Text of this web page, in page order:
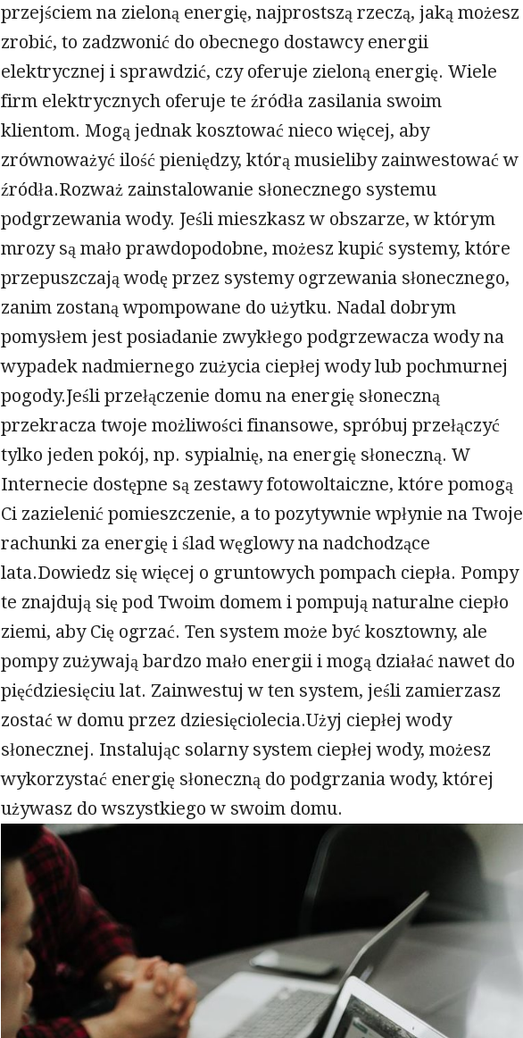
przejściem na zieloną energię, najprostszą rzeczą, jaką możesz
zrobić, to zadzwonić do obecnego dostawcy energii
elektrycznej i sprawdzić, czy oferuje zieloną energię. Wiele
firm elektrycznych oferuje te źródła zasilania swoim
klientom. Mogą jednak kosztować nieco więcej, aby
zrównoważyć ilość pieniędzy, którą musieliby zainwestować w
źródła.Rozważ zainstalowanie słonecznego systemu
podgrzewania wody. Jeśli mieszkasz w obszarze, w którym
mrozy są mało prawdopodobne, możesz kupić systemy, które
przepuszczają wodę przez systemy ogrzewania słonecznego,
zanim zostaną wpompowane do użytku. Nadal dobrym
pomysłem jest posiadanie zwykłego podgrzewacza wody na
wypadek nadmiernego zużycia ciepłej wody lub pochmurnej
pogody.Jeśli przełączenie domu na energię słoneczną
przekracza twoje możliwości finansowe, spróbuj przełączyć
tylko jeden pokój, np. sypialnię, na energię słoneczną. W
Internecie dostępne są zestawy fotowoltaiczne, które pomogą
Ci zazielenić pomieszczenie, a to pozytywnie wpłynie na Twoje
rachunki za energię i ślad węglowy na nadchodzące
lata.Dowiedz się więcej o gruntowych pompach ciepła. Pompy
te znajdują się pod Twoim domem i pompują naturalne ciepło
ziemi, aby Cię ogrzać. Ten system może być kosztowny, ale
pompy zużywają bardzo mało energii i mogą działać nawet do
pięćdziesięciu lat. Zainwestuj w ten system, jeśli zamierzasz
zostać w domu przez dziesięciolecia.Użyj ciepłej wody
słonecznej. Instalując solarny system ciepłej wody, możesz
wykorzystać energię słoneczną do podgrzania wody, której
używasz do wszystkiego w swoim domu.